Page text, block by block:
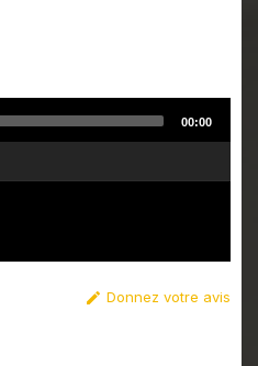
00:00
 Donnez votre avis